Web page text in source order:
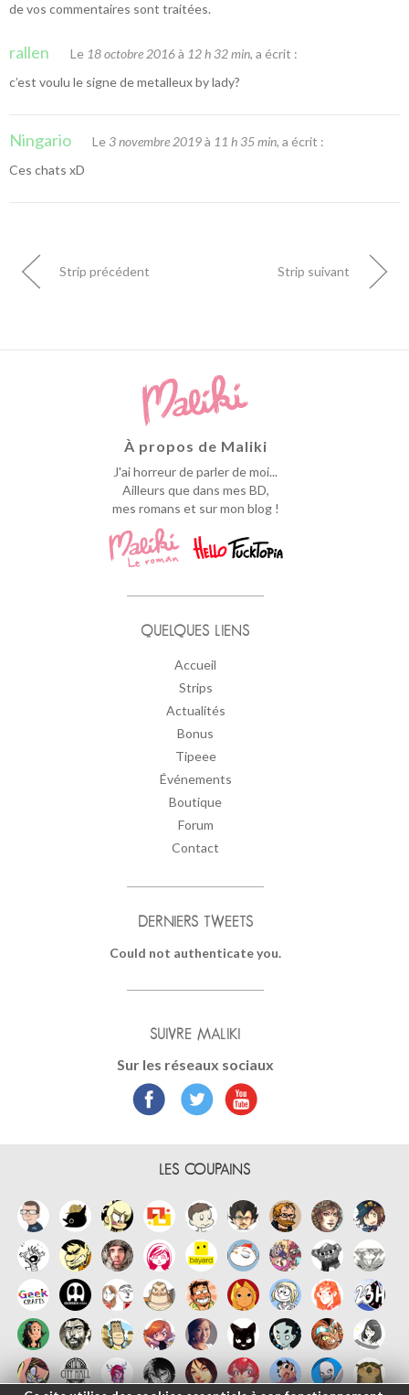
de vos commentaires sont traitées.
rallen Le 18 octobre 2016à 12 h 32 min, a écrit :
c’est voulu le signe de metalleux by lady?
Ningario Le 3 novembre 2019à 11 h 35 min, a écrit :
Ces chats xD
Strip précédent Strip suivant
À propos de Maliki
J'ai horreur de parler de moi...
Ailleurs que dans mes BD,
mes romans et sur mon blog !
QUELQUES LIENS
Accueil
Strips
Actualités
Bonus
Tipeee
Événements
Boutique
Forum
Contact
DERNIERS TWEETS
Could not authenticate you.
SUIVRE MALIKI
Sur les réseaux sociaux
LES COUPAINS